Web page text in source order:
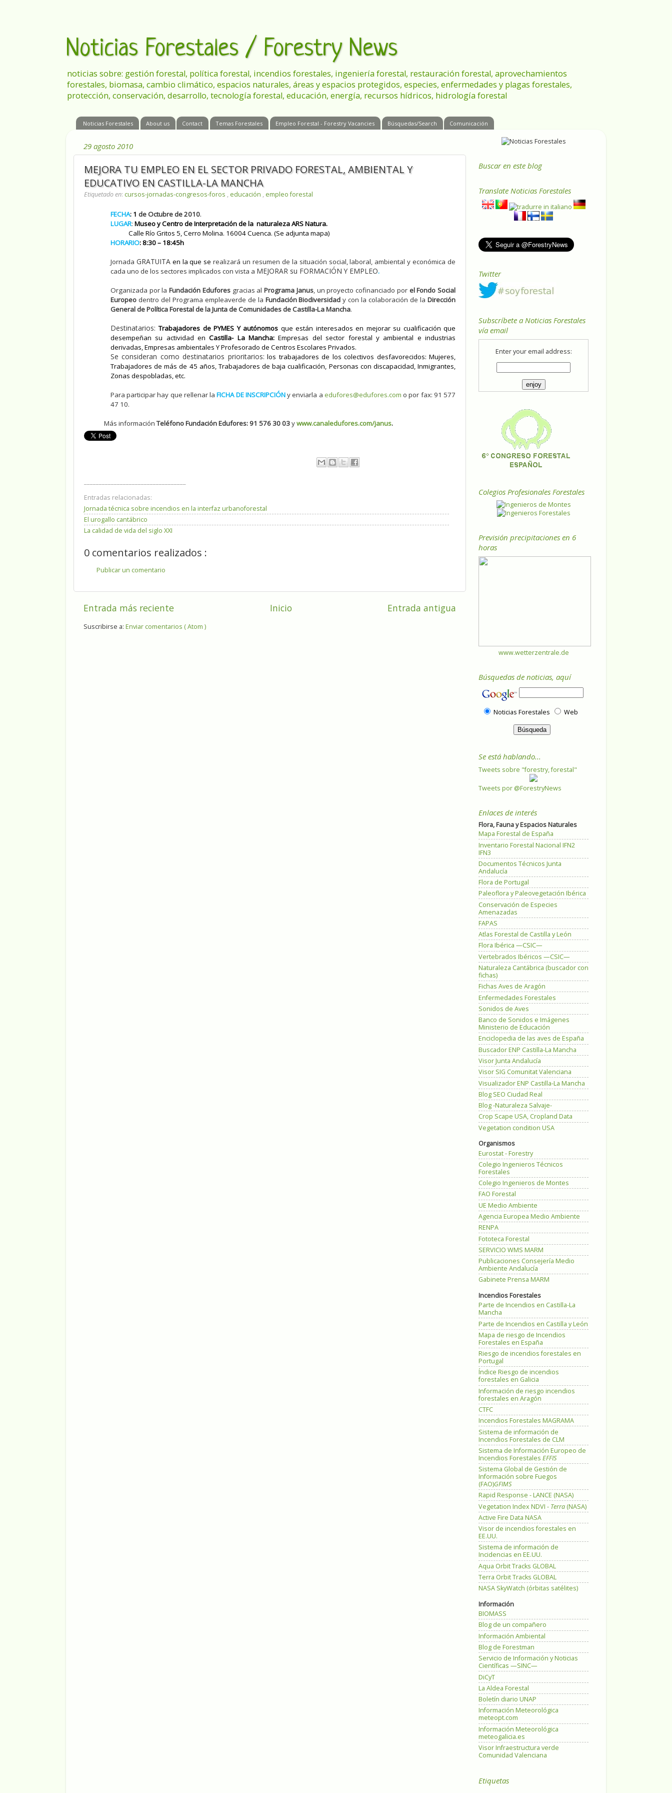
Noticias Forestales / Forestry News
noticias sobre: gestión forestal, política forestal, incendios forestales, ingeniería forestal, restauración forestal, aprovechamientos
forestales, biomasa, cambio climático, espacios naturales, áreas y espacios protegidos, especies, enfermedades y plagas forestales,
protección, conservación, desarrollo, tecnología forestal, educación, energía, recursos hídricos, hidrología forestal
Noticias Forestales About us Contact Temas Forestales Empleo Forestal - Forestry Vacancies Búsquedas/Search Comunicación
29 agosto 2010
MEJORA TU EMPLEO EN EL SECTOR PRIVADO FORESTAL, AMBIENTAL Y
EDUCATIVO EN CASTILLA-LA MANCHA
Etiquetado en: cursos-jornadas-congresos-foros , educación , empleo forestal
FECHA: 1 de Octubre de 2010.
LUGAR: Museo y Centro de Interpretación de la naturaleza ARS Natura.
Calle Río Gritos 5, Cerro Molina. 16004 Cuenca. (Se adjunta mapa)
HORARIO:8:30 – 18:45h
Jornada GRATUITA en la que se realizará un resumen de la situación social, laboral, ambiental y económica de
cada uno de los sectores implicados con vista a MEJORAR su FORMACIÓN Y EMPLEO.
Organizada por laFundación Eduforesgracias alPrograma Janus, un proyecto cofinanciado por el Fondo Social
Europeo dentro del Programa empleaverde de la Fundación Biodiversidad y con la colaboración de laDirección
General de Política Forestal de la Junta de Comunidades de Castilla-La Mancha.
Destinatarios:Trabajadores de PYMES Y autónomos que están interesados en mejorar su cualificación que
desempeñan su actividad enCastilla- La Mancha: Empresas del sector forestal y ambiental e industrias
derivadas, Empresas ambientales Y Profesorado de Centros Escolares Privados.
Se consideran como destinatarios prioritarios: los trabajadores de los colectivos desfavorecidos: Mujeres,
Trabajadores de más de 45 años, Trabajadores de baja cualificación, Personas con discapacidad, Inmigrantes,
Zonas despobladas, etc.
Para participar hay que rellenar laFICHA DE INSCRIPCIÓNy enviarla a edufores@edufores.com o por fax: 91 577
47 10.
Más informaciónTeléfono Fundación Edufores: 91 576 30 03ywww.canaledufores.com/janus.
Entradas relacionadas:
Jornada técnica sobre incendios en la interfaz urbanoforestal
El urogallo cantábrico
La calidad de vida del siglo XXI
0 comentarios realizados :
Publicar un comentario
Entrada más reciente Entrada antigua
Inicio
Suscribirse a: Enviar comentarios ( Atom )
Buscar en este blog
Translate Noticias Forestales
Twitter
Subscríbete a Noticias Forestales
vía email
Enter your email address:
Colegios Profesionales Forestales
Previsión precipitaciones en 6
horas
www.wetterzentrale.de
Búsquedas de noticias, aquí
Noticias Forestales Web
Se está hablando...
Tweets sobre "forestry, forestal"
Tweets por @ForestryNews
Enlaces de interés
Flora, Fauna y Espacios Naturales
Mapa Forestal de España
Inventario Forestal Nacional IFN2
IFN3
Documentos Técnicos Junta
Andalucía
Flora de Portugal
Paleoflora y Paleovegetación Ibérica
Conservación de Especies
Amenazadas
FAPAS
Atlas Forestal de Castilla y León
Flora Ibérica —CSIC—
Vertebrados Ibéricos —CSIC—
Naturaleza Cantábrica (buscador con
fichas)
Fichas Aves de Aragón
Enfermedades Forestales
Sonidos de Aves
Banco de Sonidos e Imágenes
Ministerio de Educación
Enciclopedia de las aves de España
Buscador ENP Castilla-La Mancha
Visor Junta Andalucía
Visor SIG Comunitat Valenciana
Visualizador ENP Castilla-La Mancha
Blog SEO Ciudad Real
Blog -Naturaleza Salvaje-
Crop Scape USA, Cropland Data
Vegetation condition USA
Organismos
Eurostat - Forestry
Colegio Ingenieros Técnicos
Forestales
Colegio Ingenieros de Montes
FAO Forestal
UE Medio Ambiente
Agencia Europea Medio Ambiente
RENPA
Fototeca Forestal
SERVICIO WMS MARM
Publicaciones Consejería Medio
Ambiente Andalucía
Gabinete Prensa MARM
Incendios Forestales
Parte de Incendios en Castilla-La
Mancha
Parte de Incendios en Castilla y León
Mapa de riesgo de Incendios
Forestales en España
Riesgo de incendios forestales en
Portugal
Índice Riesgo de incendios
forestales en Galicia
Información de riesgo incendios
forestales en Aragón
CTFC
Incendios Forestales MAGRAMA
Sistema de información de
Incendios Forestales de CLM
Sistema de Información Europeo de
Incendios Forestales EFFIS
Sistema Global de Gestión de
Información sobre Fuegos
(FAO)GFIMS
Rapid Response - LANCE (NASA)
Vegetation Index NDVI - Terra (NASA)
Active Fire Data NASA
Visor de incendios forestales en
EE.UU.
Sistema de información de
Incidencias en EE.UU.
Aqua Orbit Tracks GLOBAL
Terra Orbit Tracks GLOBAL
NASA SkyWatch (órbitas satélites)
Información
BIOMASS
Blog de un compañero
Información Ambiental
Blog de Forestman
Servicio de Información y Noticias
Científicas —SINC—
DiCyT
La Aldea Forestal
Boletín diario UNAP
Información Meteorológica
meteopt.com
Información Meteorológica
meteogalicia.es
Visor Infraestructura verde
Comunidad Valenciana
Etiquetas